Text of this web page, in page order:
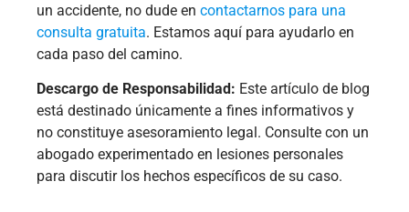
un accidente, no dude en contactarnos para una
consulta gratuita. Estamos aquí para ayudarlo en
cada paso del camino.
Descargo de Responsabilidad: Este artículo de blog
está destinado únicamente a fines informativos y
no constituye asesoramiento legal. Consulte con un
abogado experimentado en lesiones personales
para discutir los hechos específicos de su caso.